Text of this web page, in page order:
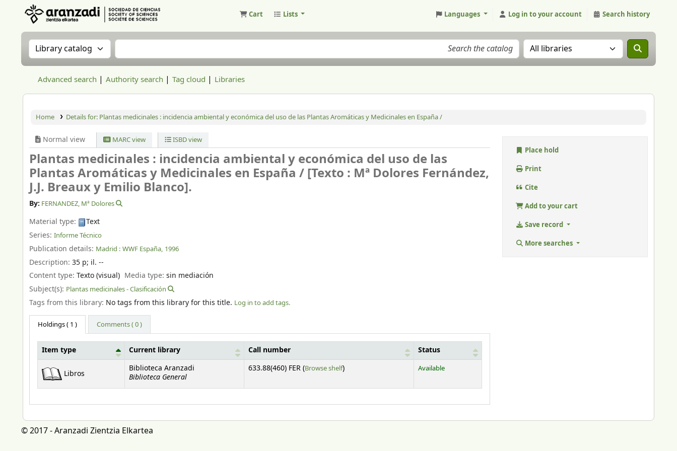
Cart Lists Languages Log in to your account Search history
Search the catalog by:Search the catalog Search the catalog in:
Advanced search Authority search Tag cloud Libraries
Home Details for: Plantas medicinales : incidencia ambiental y económica del uso de las Plantas Aromáticas y Medicinales en España /
Normal view MARC view ISBD view
Plantas medicinales : incidencia ambiental y económica del uso de las
Plantas Aromáticas y Medicinales en España /[Texto : Mª Dolores Fernández,
J.J. Breaux y Emilio Blanco].
By: FERNANDEZ, Mª Dolores
Material type:
Text
Series: Informe Técnico
Publication details: Madrid : WWF España, 1996
Description: 35 p; il. --
Content type: Texto (visual) Media type:sin mediación
Subject(s): Plantas medicinales - Clasificación
Tags from this library: No tags from this library for this title. Log in to add tags.
Holdings( 1 ) Comments ( 0 )
Item type Current library Call number Status
Libros
Biblioteca Aranzadi
Biblioteca General
633.88(460) FER (Browse shelf(Opens below)
) Available
Place hold
Print
Cite
Add to your cart
Save record
More searches
© 2017 - Aranzadi Zientzia Elkartea